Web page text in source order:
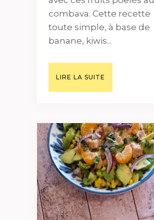
combava. Cette recette
toute simple, à base de
banane, kiwis...
LIRE LA SUITE